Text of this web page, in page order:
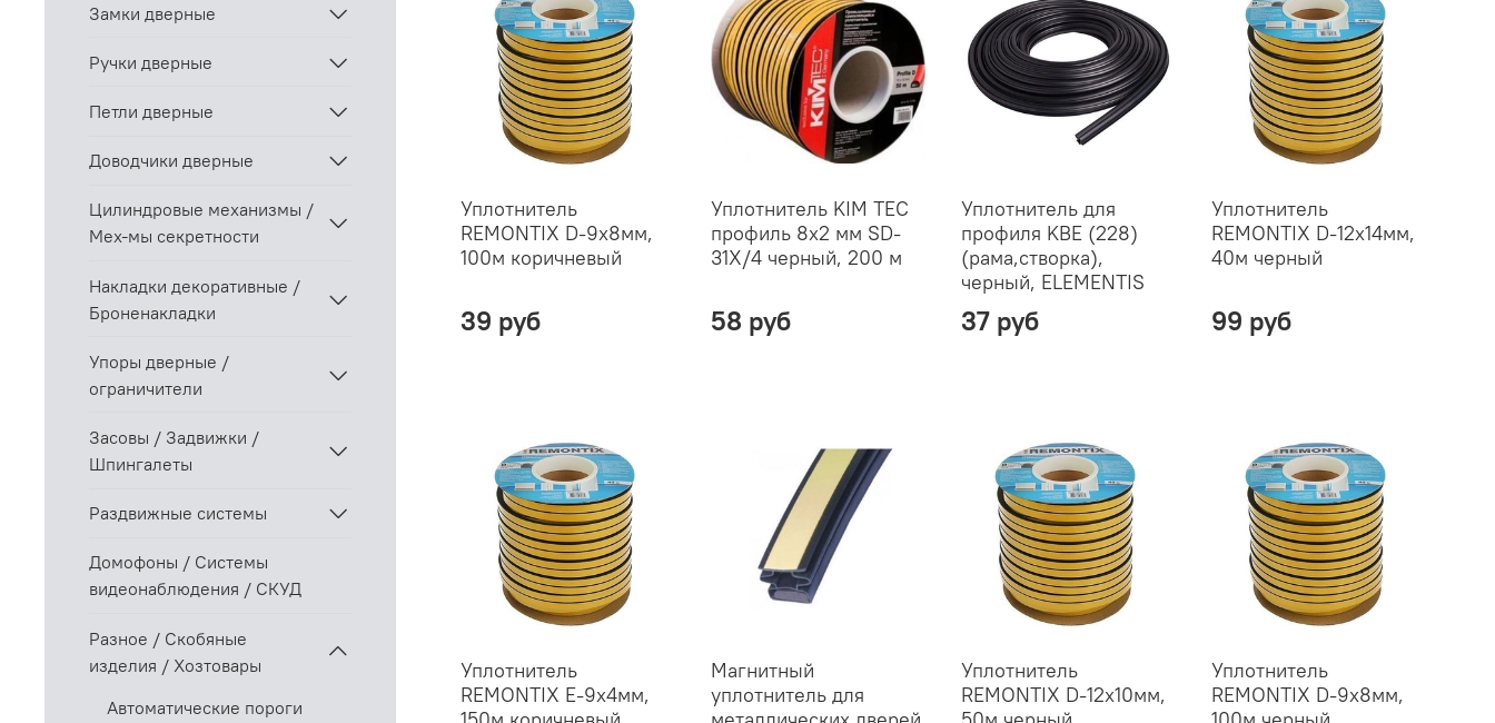
Уплотнитель
REMONTIX D-9х8мм,
100м коричневый
39 руб
Уплотнитель KIM TEC
профиль 8х2 мм SD-
31X/4 черный, 200 м
58 руб
Уплотнитель для
профиля KBE (228)
(рама,створка),
черный, ELEMENTIS
37 руб
Уплотнитель
REMONTIX D-12х14мм,
40м черный
99 руб
Уплотнитель
REMONTIX Е-9х4мм,
Магнитный
уплотнитель для
Уплотнитель
REMONTIX D-12х10мм,
Уплотнитель
REMONTIX D-9х8мм,
Замки дверные
Ручки дверные
Петли дверные
Доводчики дверные
Цилиндровые механизмы /
Мех-мы секретности
Накладки декоративные /
Броненакладки
Упоры дверные /
ограничители
Засовы / Задвижки /
Шпингалеты
Раздвижные системы
Домофоны / Системы
видеонаблюдения / СКУД
Разное / Скобяные
изделия / Хозтовары
Автоматические пороги